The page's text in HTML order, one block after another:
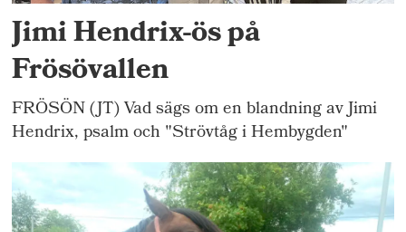
Jimi Hendrix-ös på
Frösövallen
FRÖSÖN (JT) Vad sägs om en blandning av Jimi
Hendrix, psalm och "Strövtåg i Hembygden"